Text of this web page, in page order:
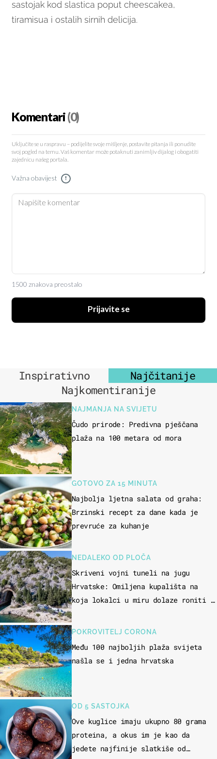
sastojak kod slastica poput cheescakea,
tiramisua i ostalih sirnih delicija.
Komentari(0)
Uključite se u raspravu – podijelite svoje mišljenje, postavite pitanja ili ponudite
svoj pogled na temu. Vaš komentar može potaknuti zanimljiv dijalog i obogatiti
zajednicu našeg portala.
Važna obavijest !
1500 znakova preostalo
Prijavite se
Inspirativno
Najčitanije
Najkomentiranije
NAJMANJA NA SVIJETU
Čudo prirode: Predivna pješčana
plaža na 100 metara od mora
GOTOVO ZA 15 MINUTA
Najbolja ljetna salata od graha:
Brzinski recept za dane kada je
prevruće za kuhanje
NEDALEKO OD PLOČA
Skriveni vojni tuneli na jugu
Hrvatske: Omiljena kupališta na
koja lokalci u miru dolaze roniti i
POKROVITELJ CORONA
Među 100 najboljih plaža svijeta
našla se i jedna hrvatska
OD 5 SASTOJKA
Ove kuglice imaju ukupno 80 grama
proteina, a okus im je kao da
jedete najfinije slatkiše od